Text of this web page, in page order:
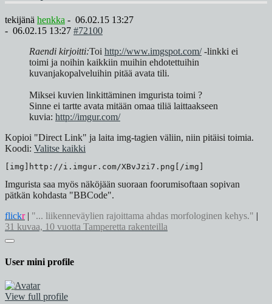
tekijänä henkka - 06.02.15 13:27
- 06.02.15 13:27 #72100
Raendi kirjoitti:Toi http://www.imgspot.com/-linkki ei
toimi ja noihin kaikkiin muihin ehdotettuihin
kuvanjakopalveluihin pitää avata tili.
Miksei kuvien linkittäminen imgurista toimi ?
Sinne ei tartte avata mitään omaa tiliä laittaakseen
kuvia: http://imgur.com/
Kopioi "Direct Link" ja laita img-tagien väliin, niin pitäisi toimia.
Koodi: Valitse kaikki
[img]http://i.imgur.com/XBvJzi7.png[/img]
Imgurista saa myös näköjään suoraan foorumisoftaan sopivan
pätkän kohdasta "BBCode".
flickr| "... liikenneväylien rajoittama ahdas morfologinen kehys." |
31 kuvaa, 10 vuotta Tamperetta rakenteilla
User mini profile
View full profile